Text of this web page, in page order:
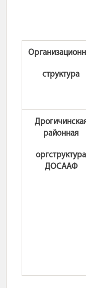
структура
районная
оргструктура
ДОСААФ